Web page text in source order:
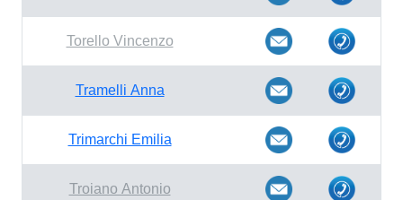
Torello Vincenzo
Tramelli Anna
Trimarchi Emilia
Troiano Antonio